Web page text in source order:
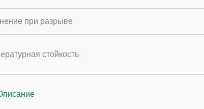
при разрыве
стойкость